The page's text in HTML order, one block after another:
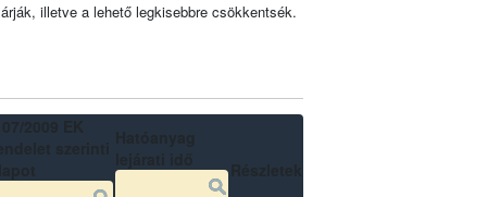
illetve a lehető legkisebbre csökkentsék.